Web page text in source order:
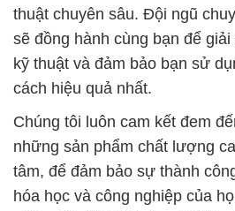
thuật chuyên sâu. Đội ngũ
sẽ đồng hành cùng bạn để
kỹ thuật và đảm bảo bạn sử
cách hiệu quả nhất.
Chúng tôi luôn cam kết đem
những sản phẩm chất lượng
tâm, để đảm bảo sự thành
hóa học và công nghiệp của